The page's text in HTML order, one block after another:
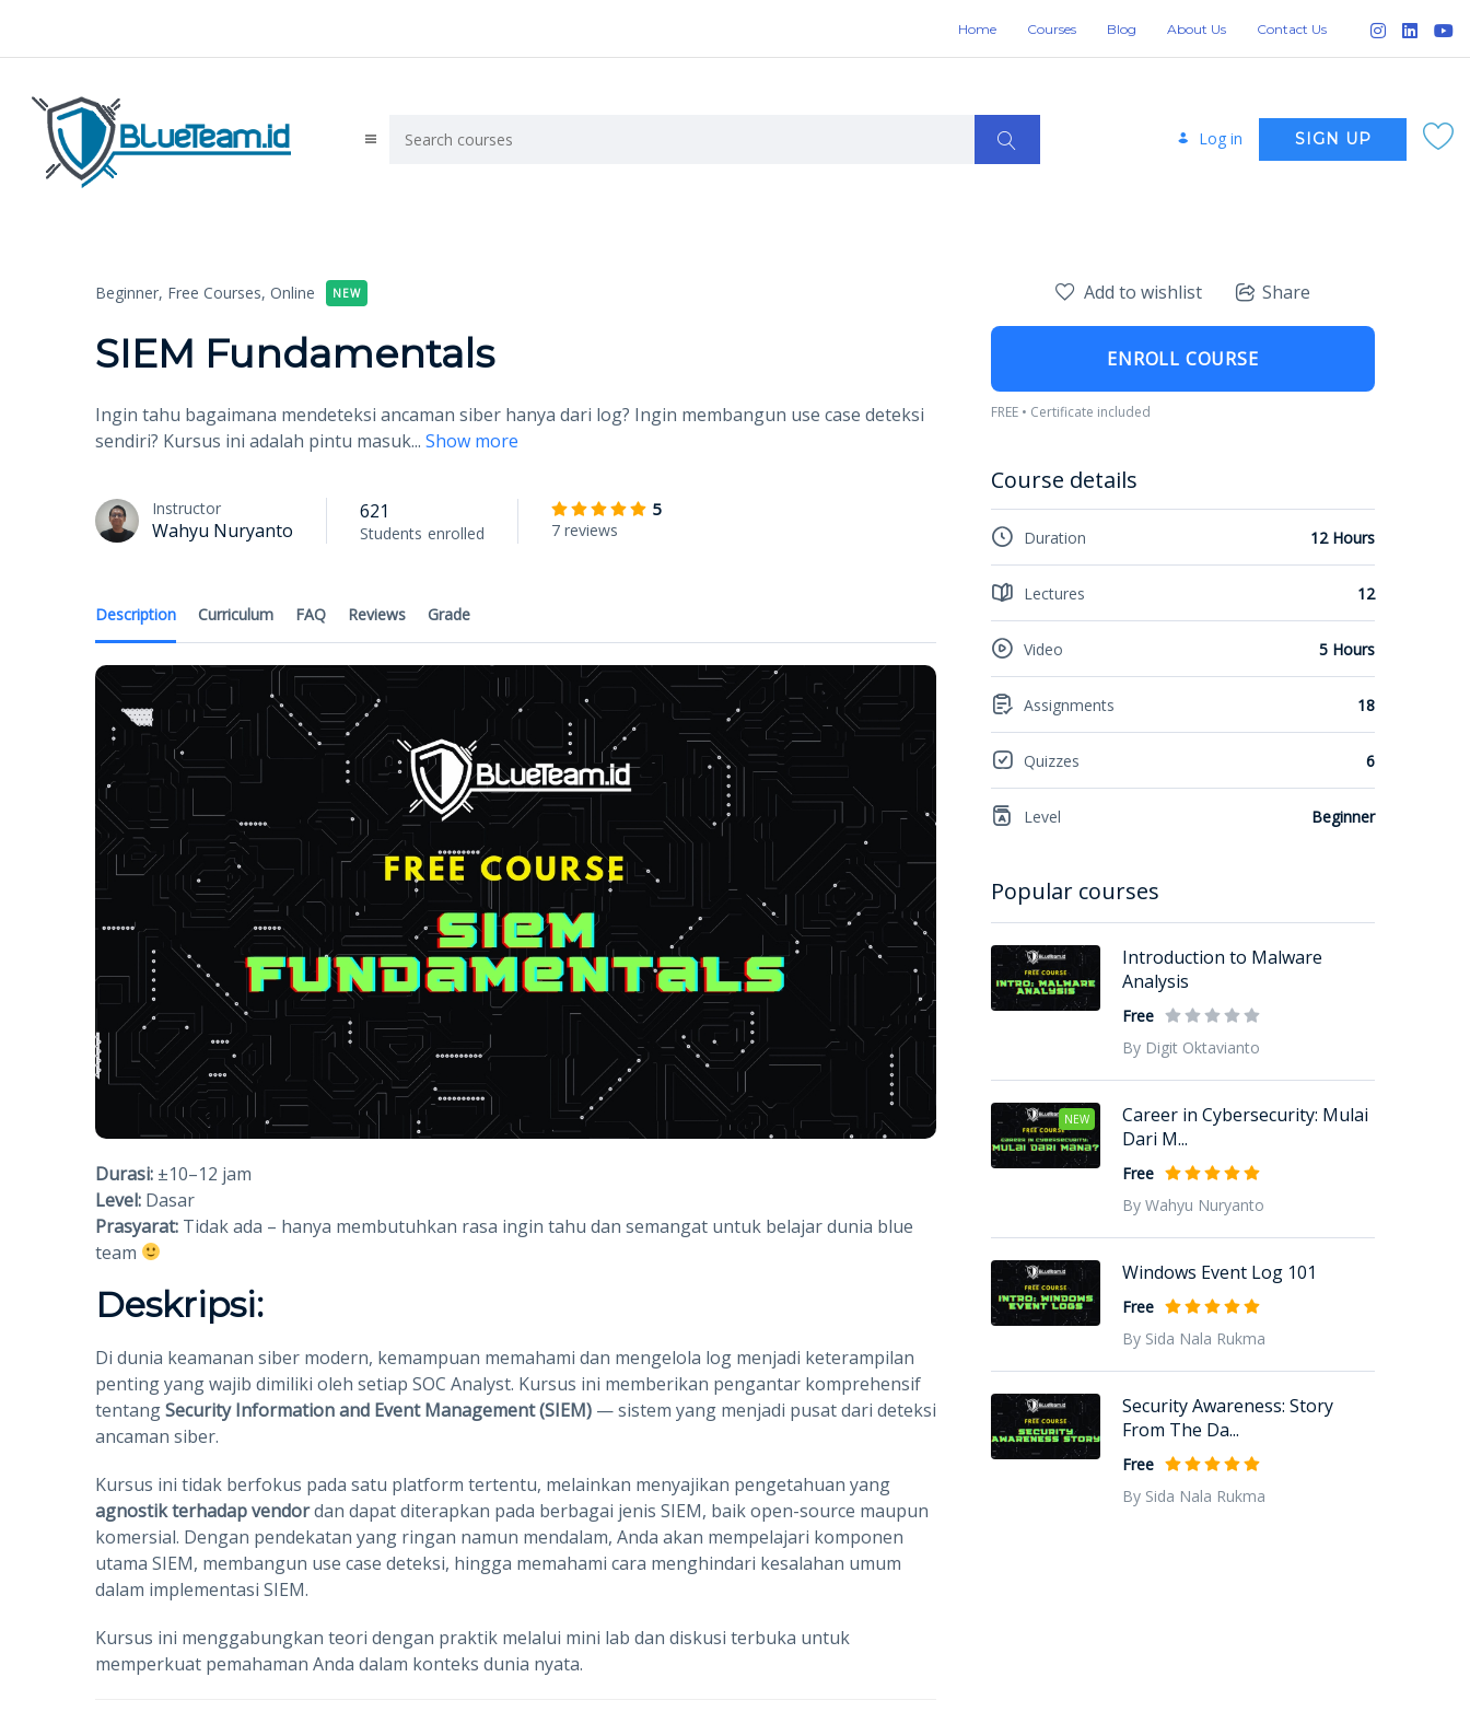
Home Courses Blog About Us Contact Us
Log in SIGN UP
Beginner, Free Courses, Online NEW
SIEM Fundamentals
Ingin tahu bagaimana mendeteksi ancaman siber hanya dari log? Ingin membangun use case deteksi
sendiri? Kursus ini adalah pintu masuk... Show more
Instructor
Wahyu Nuryanto
621
Students enrolled
5
7 reviews
Description Curriculum FAQ Reviews Grade
Durasi: ±10–12 jam
Level: Dasar
Prasyarat: Tidak ada – hanya membutuhkan rasa ingin tahu dan semangat untuk belajar dunia blue
team
Deskripsi:
Di dunia keamanan siber modern, kemampuan memahami dan mengelola log menjadi keterampilan
penting yang wajib dimiliki oleh setiap SOC Analyst. Kursus ini memberikan pengantar komprehensif
tentangSecurity Information and Event Management (SIEM) — sistem yang menjadi pusat dari deteksi
ancaman siber.
Kursus ini tidak berfokus pada satu platform tertentu, melainkan menyajikan pengetahuan yang
agnostik terhadap vendordan dapat diterapkan pada berbagai jenis SIEM, baik open-source maupun
komersial. Dengan pendekatan yang ringan namun mendalam, Anda akan mempelajari komponen
utama SIEM, membangun use case deteksi, hingga memahami cara menghindari kesalahan umum
dalam implementasi SIEM.
Kursus ini menggabungkan teori dengan praktik melalui mini lab dan diskusi terbuka untuk
memperkuat pemahaman Anda dalam konteks dunia nyata.
Add to wishlist Share
ENROLL COURSE
FREE • Certificate included
Course details
Duration 12 Hours
Lectures 12
Video 5 Hours
Assignments 18
Quizzes 6
Level Beginner
Popular courses
Introduction to Malware
Analysis
Free
By Digit Oktavianto
NEW
Career in Cybersecurity: Mulai
Dari M...
Free
By Wahyu Nuryanto
Windows Event Log 101
Free
By Sida Nala Rukma
Security Awareness: Story
From The Da...
Free
By Sida Nala Rukma